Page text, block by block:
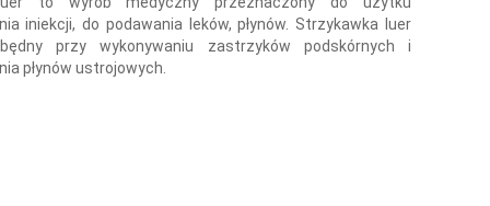
iniekcji, do podawania leków, płynów. Strzykawka luer
przy wykonywaniu zastrzyków podskórnych i
płynów ustrojowych.